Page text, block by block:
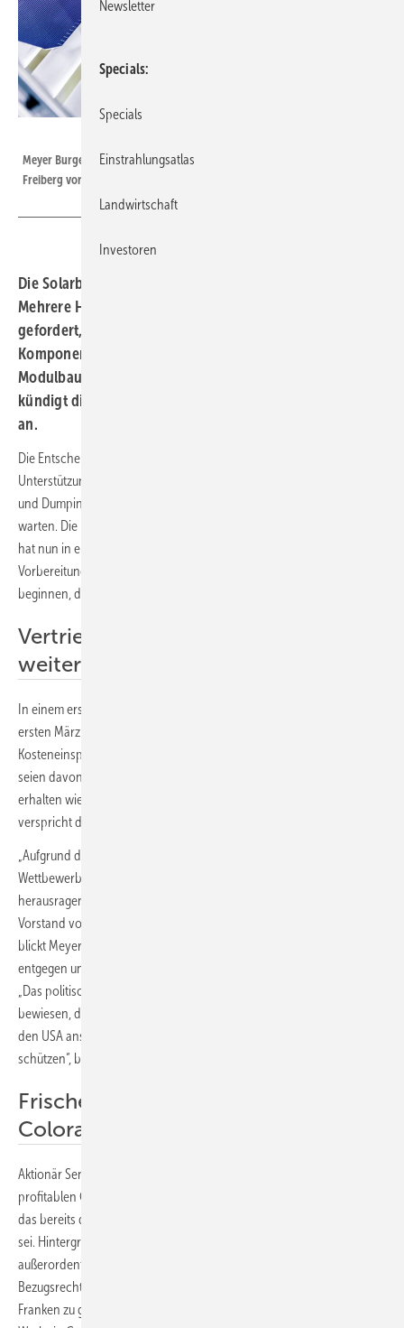
Meyer Burger bereitet nun die Schließung der Modulproduktion in
Freiberg vor.
Die Solarbranche wartet weiter auf das Solarpaket I.
Mehrere Hersteller haben wiederholt Resilienzboni
gefordert, also eine zusätzliche Vergütung für heimische
Komponenten beim Bau von Solarkraftwerken.
Modulbauer Meyer Burger zieht nun Konsequenzen und
kündigt die Schließung des Werks in Freiberg Ende April
an.
Die Entscheidung der Ampelregierung über eine politische
Unterstützung, um aktuelle Marktverzerrungen durch ein Überangebot
und Dumpingpreise bei Solarmodulen zu begegnen, lässt auf sich
warten. Die FDP stellt sich weiter quer. Der Solarkonzern Meyer Burger
hat nun in einer Ad-hoc-Meldung geschrieben, „mit den
Vorbereitungen für die Schließung ihres Standorts in Freiberg zu
beginnen, die zu Ende April in Kraft treten würde“.
Vertrieb in Europa geht wie gewohnt
weiter
In einem ersten Schritt werde Meyer Burger die Produktion in der
ersten Märzhälfte einstellen, was ab April zu erheblichen
Kosteneinsparungen führen soll. Die Vertriebsaktivitäten in Europa
seien davon nicht betroffen und werden fortgesetzt. Die Kunden
erhalten wie gewohnt volle Produktgarantien von bis zu 30 Jahren,
verspricht der Hersteller.
„Aufgrund des fehlenden europäischen Schutzes vor unlauterem
Wettbewerb aus China ist die fast vierjährige harte Arbeit der
herausragenden Beschäftigten in Europa gefährdet“, verkündet der
Vorstand von Sentis, die Aktionär bei Meyer Burger sind. Gleichzeitig
blickt Meyer Burger der Eröffnung ihrer Modulfabrik in Arizona
entgegen und baut zudem eine zwei Gigawatt Zellfabrik in Colorado.
„Das politische System der Vereinigten Staaten hat mehrfach
bewiesen, dass es ein starkes überparteiliches Engagement gibt, um in
den USA ansässige Unternehmen vor unlauterem Wettbewerb zu
schützen“, begründet Sentis.
Frisches Geld für US-Werke in
Colorado und Arizona
Aktionär Sentis werde Meyer Burger unterstützen, um von einem sehr
profitablen Geschäftsmodell in den Vereinigten Staaten zu profitieren,
das bereits durch langfristige Abnahmevereinbarungen abgesichert
sei. Hintergrund der Ad-hoc-Meldung: Meyer Burger hat eine
außerordentliche Generalversammlung einberufen, um eine
Bezugsrechtsemission von 200 bis zu 250 Millionen Schweizer
Franken zu genehmigen. Mit dem frischen Kapital soll der Bau der US-
Newsletter
Specials
Specials
Einstrahlungsatlas
Landwirtschaft
Investoren